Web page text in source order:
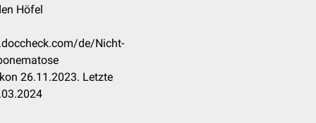
Höfel
de/Nicht-
26.11.2023. Letzte